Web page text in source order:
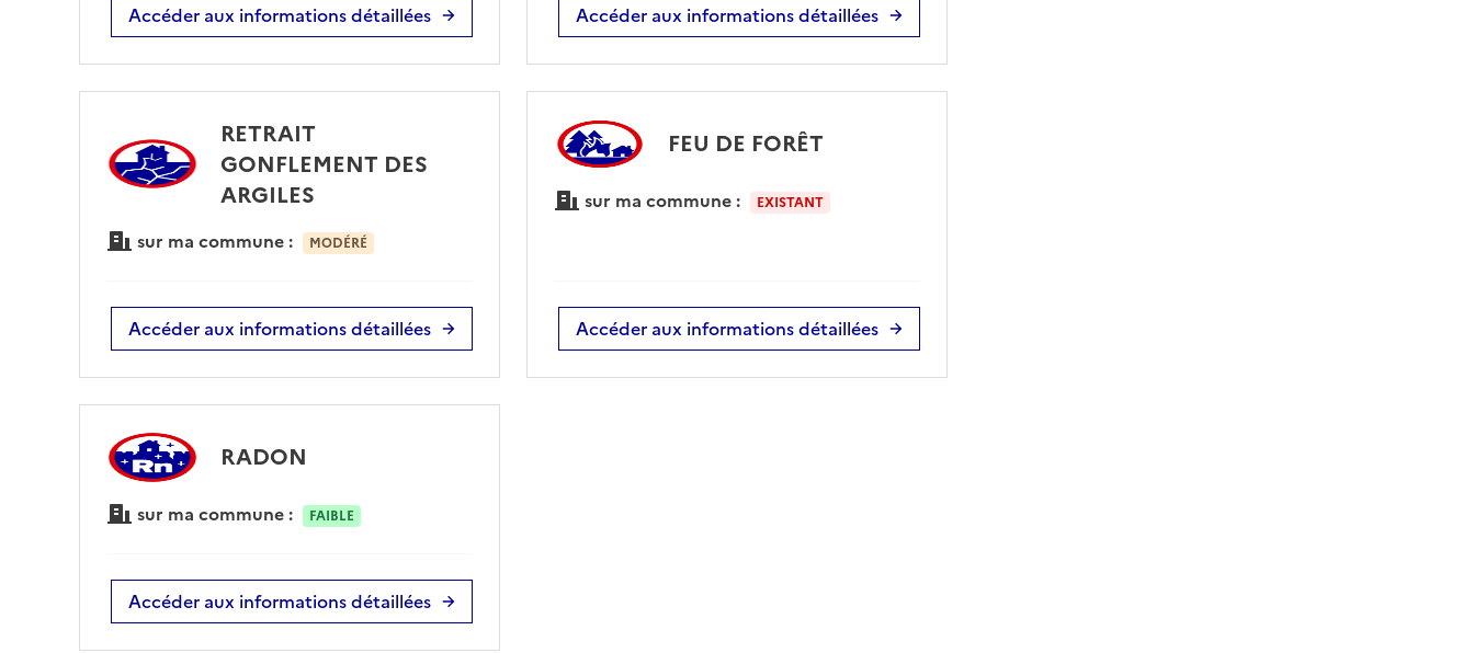
Accéder aux informations détaillées Accéder aux informations détaillées
RETRAIT
GONFLEMENT DES
ARGILES
sur ma commune : MODÉRÉ
Accéder aux informations détaillées
FEU DE FORÊT
sur ma commune : EXISTANT
Accéder aux informations détaillées
RADON
sur ma commune : FAIBLE
Accéder aux informations détaillées